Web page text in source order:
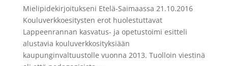
Mielipidekirjoitukseni Etelä-Saimaassa 21.10.2016
Kouluverkkoesitysten erot huolestuttavat
Lappeenrannan kasvatus- ja opetustoimi esitteli
alustavia kouluverkkosityksiään
kaupunginvaltuustolle vuonna 2013. Tuolloin viestinä